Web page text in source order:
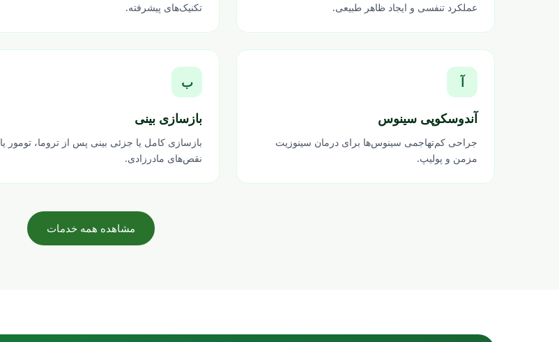
عملکرد تنفسی و ایجاد ظاهر طبیعی.
تکنیک‌های پیشرفته.
آ
آندوسکوپی سینوس
جراحی کم‌تهاجمی سینوس‌ها برای درمان سینوزیت
مزمن و پولیپ.
ب
بازسازی بینی
بازسازی کامل یا جزئی بینی پس از تروما، تومور یا
نقص‌های مادرزادی.
مشاهده همه خدمات